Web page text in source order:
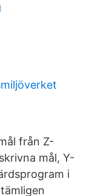
från Z-
mål, Y-
i